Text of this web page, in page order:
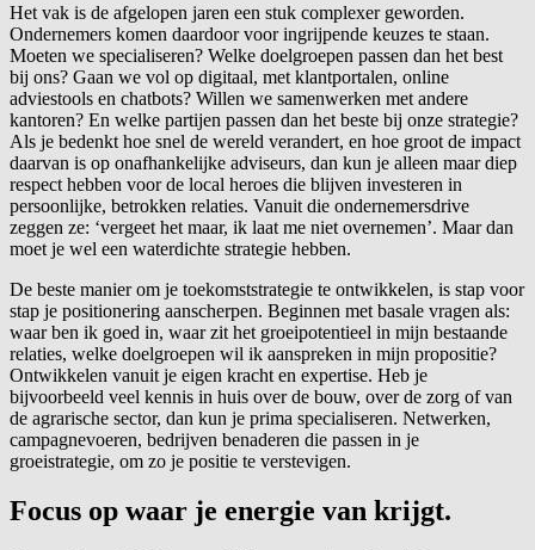
Het vak is de afgelopen jaren een stuk complexer geworden.
Ondernemers komen daardoor voor ingrijpende keuzes te staan.
Moeten we specialiseren? Welke doelgroepen passen dan het best
bij ons? Gaan we vol op digitaal, met klantportalen, online
adviestools en chatbots? Willen we samenwerken met andere
kantoren? En welke partijen passen dan het beste bij onze strategie?
Als je bedenkt hoe snel de wereld verandert, en hoe groot de impact
daarvan is op onafhankelijke adviseurs, dan kun je alleen maar diep
respect hebben voor de local heroes die blijven investeren in
persoonlijke, betrokken relaties. Vanuit die ondernemersdrive
zeggen ze: ‘vergeet het maar, ik laat me niet overnemen’. Maar dan
moet je wel een waterdichte strategie hebben.
De beste manier om je toekomststrategie te ontwikkelen, is stap voor
stap je positionering aanscherpen. Beginnen met basale vragen als:
waar ben ik goed in, waar zit het groeipotentieel in mijn bestaande
relaties, welke doelgroepen wil ik aanspreken in mijn propositie?
Ontwikkelen vanuit je eigen kracht en expertise. Heb je
bijvoorbeeld veel kennis in huis over de bouw, over de zorg of van
de agrarische sector, dan kun je prima specialiseren. Netwerken,
campagnevoeren, bedrijven benaderen die passen in je
groeistrategie, om zo je positie te verstevigen.
Focus op waar je energie van krijgt.